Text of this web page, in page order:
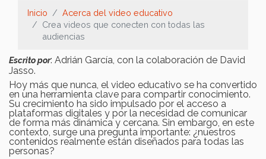
Inicio
Acerca del video educativo
Crea videos que conecten con todas las
audiencias
Escrito por: Adrián García, con la colaboración de David
Jasso.
Hoy más que nunca, el video educativo se ha convertido
en una herramienta clave para compartir conocimiento.
Su crecimiento ha sido impulsado por el acceso a
plataformas digitales y por la necesidad de comunicar
de forma más dinámica y cercana. Sin embargo, en este
contexto, surge una pregunta importante: ¿nuestros
contenidos realmente están diseñados para todas las
personas?